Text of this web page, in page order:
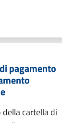
pagamento
cartella di